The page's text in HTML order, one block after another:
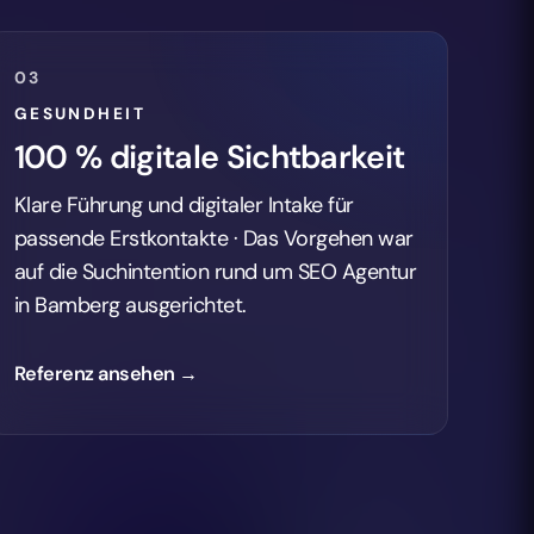
03
GESUNDHEIT
100 % digitale Sichtbarkeit
Klare Führung und digitaler Intake für
passende Erstkontakte · Das Vorgehen war
auf die Suchintention rund um SEO Agentur
in Bamberg ausgerichtet.
Referenz ansehen →